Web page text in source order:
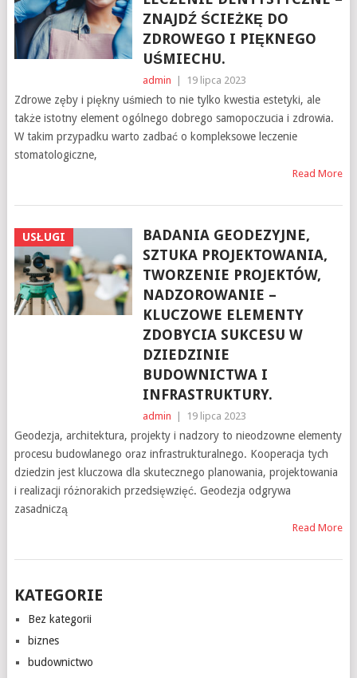
ZNAJDŹ ŚCIEŻKĘ DO
ZDROWEGO I PIĘKNEGO
UŚMIECHU.
admin 19 lipca 2023
Zdrowe zęby i piękny uśmiech to nie tylko kwestia estetyki, ale
także istotny element ogólnego dobrego samopoczucia i zdrowia.
W takim przypadku warto zadbać o kompleksowe leczenie
stomatologiczne,
Read More
USŁUGI
BADANIA GEODEZYJNE,
SZTUKA PROJEKTOWANIA,
TWORZENIE PROJEKTÓW,
NADZOROWANIE –
KLUCZOWE ELEMENTY
ZDOBYCIA SUKCESU W
DZIEDZINIE
BUDOWNICTWA I
INFRASTRUKTURY.
admin 19 lipca 2023
Geodezja, architektura, projekty i nadzory to nieodzowne elementy
procesu budowlanego oraz infrastrukturalnego. Kooperacja tych
dziedzin jest kluczowa dla skutecznego planowania, projektowania
i realizacji różnorakich przedsięwzięć. Geodezja odgrywa
zasadniczą
Read More
KATEGORIE
Bez kategorii
biznes
budownictwo